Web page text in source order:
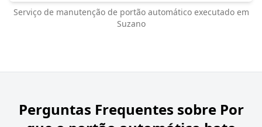
Serviço de manutenção de portão automático executado em
Suzano
Perguntas Frequentes sobre Por